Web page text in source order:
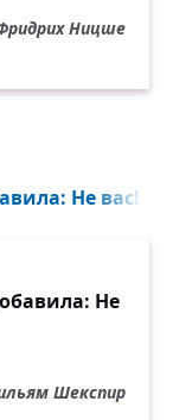
Ницше
Не вас!..
Не
Шекспир